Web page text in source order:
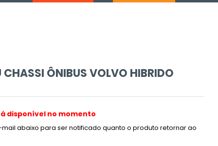
CHASSI ÔNIBUS VOLVO HIBRIDO
disponível no momento